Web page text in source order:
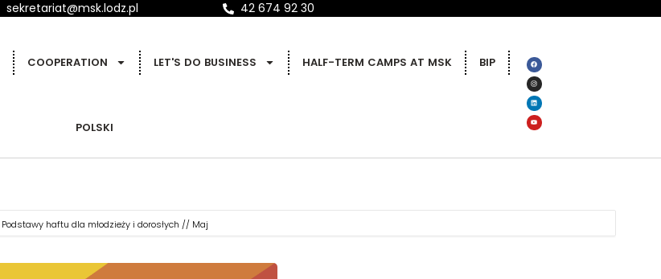
sekretariat@msk.lodz.pl 42 674 92 30
COOPERATION LET'S DO BUSINESS HALF-TERM CAMPS AT MSK BIP
POLSKI
Podstawy haftu dla młodzieży i dorosłych // Maj